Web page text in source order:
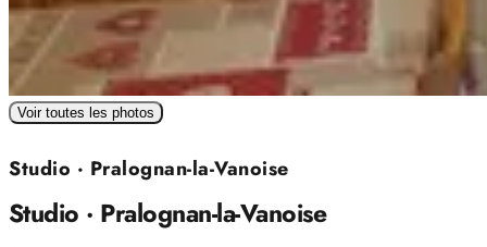
Voir toutes les photos
Studio · Pralognan-la-Vanoise
Studio · Pralognan-la-Vanoise